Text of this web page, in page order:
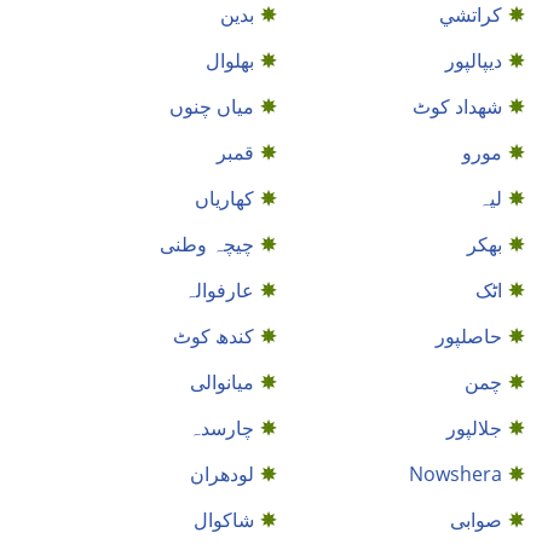
كراتشي
بدین
دیپالپور
بھلوال
شهداد کوٹ
میاں چنوں
مورو
قمبر
لیہ
کھاریاں
بھکر
چیچہ وطنی
اٹک
عارفوالہ
حاصلپور
کندھ کوٹ
چمن
میانوالی
جلالپور
چارسدہ
Nowshera
لودھران
صوابی
شاكوال